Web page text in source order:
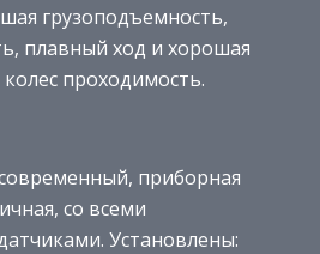
грузоподъемность,
плавный ход и хорошая
проходимость.
приборная
со всеми
Установлены: